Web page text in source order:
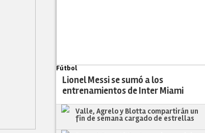
Fútbol
Lionel Messi se sumó a los
entrenamientos de Inter Miami
Valle, Agrelo y Blotta compartirán un
fin de semana cargado de estrellas